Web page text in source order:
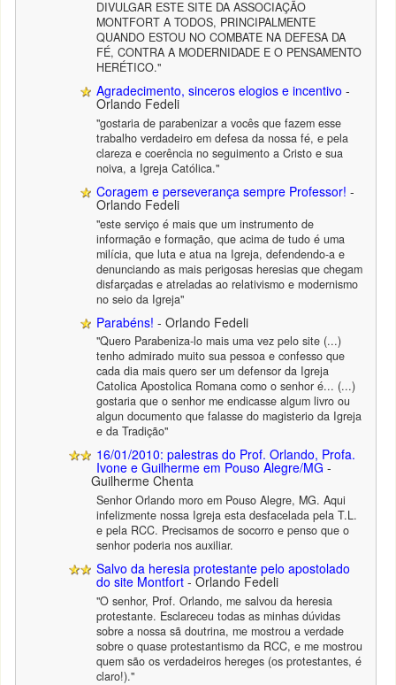
DIVULGAR ESTE SITE DA ASSOCIAÇÃO
MONTFORT A TODOS, PRINCIPALMENTE
QUANDO ESTOU NO COMBATE NA DEFESA DA
FÉ, CONTRA A MODERNIDADE E O PENSAMENTO
HERÉTICO."
Agradecimento, sinceros elogios e incentivo -
Orlando Fedeli
"gostaria de parabenizar a vocês que fazem esse
trabalho verdadeiro em defesa da nossa fé, e pela
clareza e coerência no seguimento a Cristo e sua
noiva, a Igreja Católica."
Coragem e perseverança sempre Professor! -
Orlando Fedeli
"este serviço é mais que um instrumento de
informação e formação, que acima de tudo é uma
milícia, que luta e atua na Igreja, defendendo-a e
denunciando as mais perigosas heresias que chegam
disfarçadas e atreladas ao relativismo e modernismo
no seio da Igreja"
Parabéns! - Orlando Fedeli
"Quero Parabeniza-lo mais uma vez pelo site (...)
tenho admirado muito sua pessoa e confesso que
cada dia mais quero ser um defensor da Igreja
Catolica Apostolica Romana como o senhor é... (...)
gostaria que o senhor me endicasse algum livro ou
algun documento que falasse do magisterio da Igreja
e da Tradição"
16/01/2010: palestras do Prof. Orlando, Profa.
Ivone e Guilherme em Pouso Alegre/MG -
Guilherme Chenta
Senhor Orlando moro em Pouso Alegre, MG. Aqui
infelizmente nossa Igreja esta desfacelada pela T.L.
e pela RCC. Precisamos de socorro e penso que o
senhor poderia nos auxiliar.
Salvo da heresia protestante pelo apostolado
do site Montfort - Orlando Fedeli
"O senhor, Prof. Orlando, me salvou da heresia
protestante. Esclareceu todas as minhas dúvidas
sobre a nossa sã doutrina, me mostrou a verdade
sobre o quase protestantismo da RCC, e me mostrou
quem são os verdadeiros hereges (os protestantes, é
claro!)."